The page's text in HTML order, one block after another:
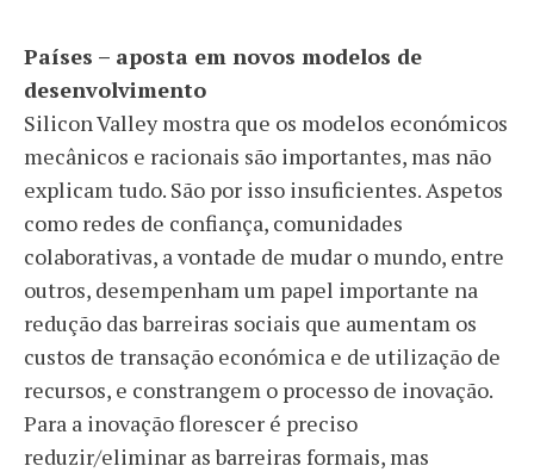
Países – aposta em novos modelos de
desenvolvimento
Silicon Valley mostra que os modelos económicos
mecânicos e racionais são importantes, mas não
explicam tudo. São por isso insuficientes. Aspetos
como redes de confiança, comunidades
colaborativas, a vontade de mudar o mundo, entre
outros, desempenham um papel importante na
redução das barreiras sociais que aumentam os
custos de transação económica e de utilização de
recursos, e constrangem o processo de inovação.
Para a inovação florescer é preciso
reduzir/eliminar as barreiras formais, mas